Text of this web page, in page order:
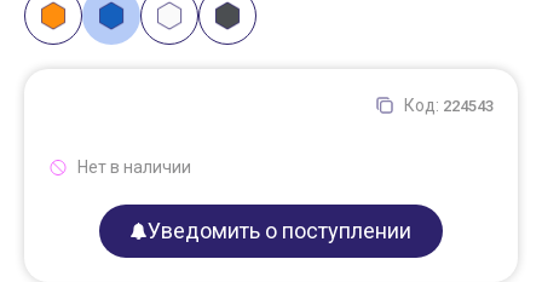
Код: 224543
Нет в наличии
Уведомить о поступлении